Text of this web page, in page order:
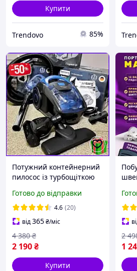
Купити
Trendovo 85%
Потужний контейнерний
пилосос із турбощіткою
Компактний побутовий
пилосос без мішка
Готово до відправки
4.6 (20)
від365₴/міс
2 190₴
4 380 ₴
Купити
1
2